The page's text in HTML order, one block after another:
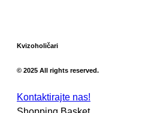
Kvizoholičari
© 2025 All rights reserved.
Kontaktirajte nas!